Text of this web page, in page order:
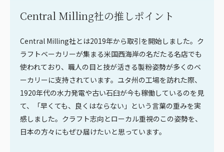
Central Milling社の推しポイント
Central Milling社とは2019年から取引を開始しました。ク
ラフトベーカリーが集まる米国西海岸の名だたる名店でも
使われており、職人の目と技が活きる製粉姿勢が多くのベ
ーカリーに支持されています。ユタ州の工場を訪れた際、
1920年代の水力発電や古い石臼が今も稼働しているのを見
て、「早くても、良くはならない」という言葉の重みを実
感しました。クラフト志向とローカル重視のこの姿勢を、
日本の方々にもぜひ届けたいと思っています。